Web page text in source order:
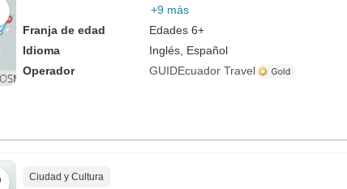
+9 más
Franja de edad
Edades 6+
Idioma
Inglés, Español
Operador
GUIDEcuador Travel
Ciudad y Cultura